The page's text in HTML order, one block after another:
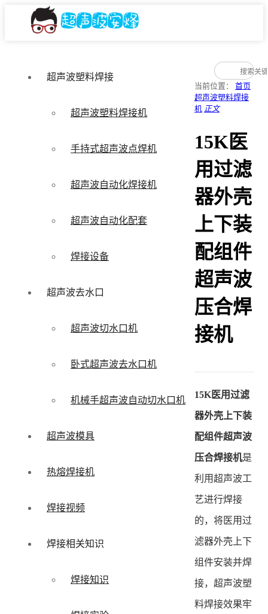
超声波塑料焊接
超声波塑料焊接机
手持式超声波点焊机
超声波自动化焊接机
超声波自动化配套
焊接设备
超声波去水口
超声波切水口机
卧式超声波去水口机
机械手超声波自动切水口机
超声波模具
热熔焊接机
焊接视频
焊接相关知识
焊接知识
当前位置： 首页
超声波塑料焊接
机 正文
15K医
用过滤
器外壳
上下装
配组件
超声波
压合焊
接机
15K医用过滤
器外壳上下装
配组件超声波
压合焊接机是
利用超声波工
艺进行焊接
的，将医用过
滤器外壳上下
组件安装并焊
接，超声波塑
料焊接效果牢